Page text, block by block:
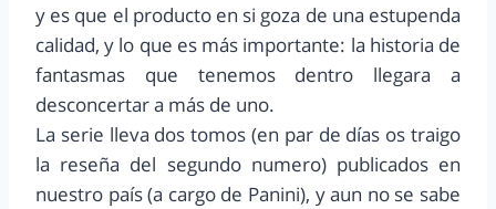
y es que el producto en si goza de una estupenda
calidad, y lo que es más importante: la historia de
fantasmas que tenemos dentro llegara a
desconcertar a más de uno.
La serie lleva dos tomos (en par de días os traigo
la reseña del segundo numero) publicados en
nuestro país (a cargo de Panini), y aun no se sabe